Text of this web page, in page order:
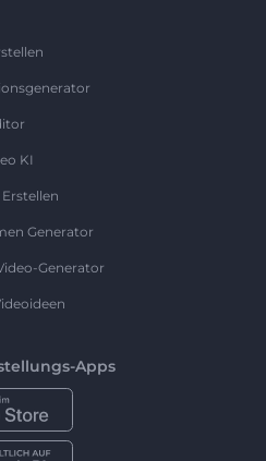
KI
Generator
Generator
Apps